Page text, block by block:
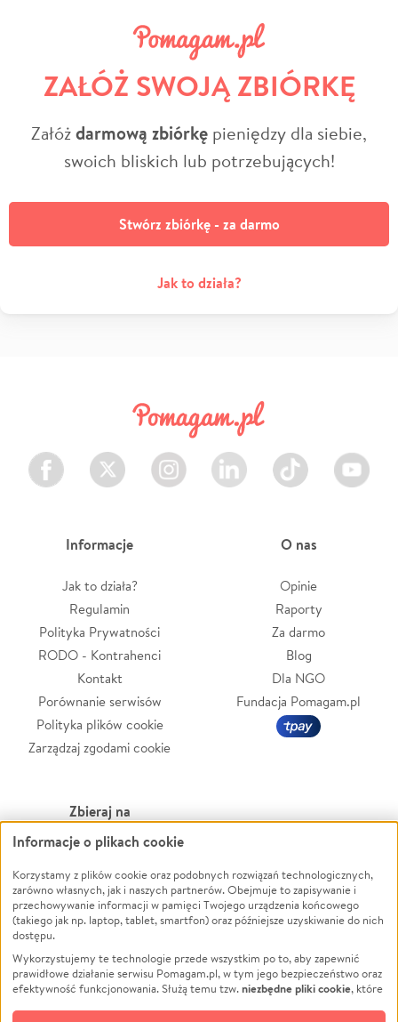
ZAŁÓŻ SWOJĄ ZBIÓRKĘ
Załóżdarmową zbiórkę pieniędzy dla siebie,
swoich bliskich lub potrzebujących!
Stwórz zbiórkę - za darmo
Jak to działa?
Facebook Twitter Instagram LinkedIn TikTok Youtube
Informacje
Jak to działa?
Regulamin
Polityka Prywatności
RODO - Kontrahenci
Kontakt
Porównanie serwisów
Polityka plików cookie
Zarządzaj zgodami cookie
O nas
Opinie
Raporty
Za darmo
Blog
Dla NGO
Fundacja Pomagam.pl
Zbieraj na
Leczenie
Zwierzęta
Pożar
Ukraina
Pomoc Finansowa
Projekty
Pogrzeb
Powódź
Wichura
NGO
Edukacja
Podróż
Impreza
Informacje o plikach cookie
Korzystamy z plików cookie oraz podobnych rozwiązań technologicznych,
zarówno własnych, jak i naszych partnerów. Obejmuje to zapisywanie i
przechowywanie informacji w pamięci Twojego urządzenia końcowego
(takiego jak np. laptop, tablet, smartfon) oraz późniejsze uzyskiwanie do nich
dostępu.
Wykorzystujemy te technologie przede wszystkim po to, aby zapewnić
prawidłowe działanie serwisu Pomagam.pl, w tym jego bezpieczeństwo oraz
efektywność funkcjonowania. Służą temu tzw.niezbędne pliki cookie, które